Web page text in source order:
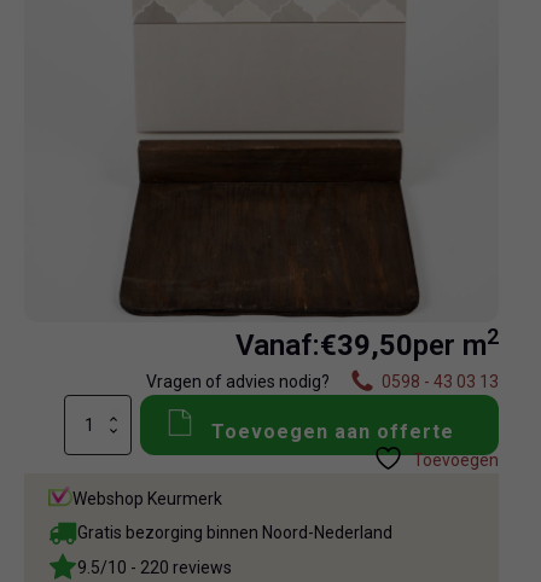
Vanaf:€39,50per m2
Vragen of advies nodig? 0598 - 43 03 13
Vernissage
mix
Cenere
aantal
Toevoegen aan offerte
Toevoegen
Webshop Keurmerk
Gratis bezorging binnen Noord-Nederland
9.5/10 - 220 reviews